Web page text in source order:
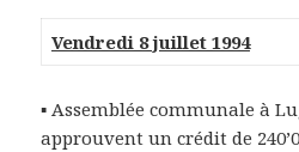
Vendredi 8 juillet 1994
▪ Assemblée communale à
approuvent un crédit de